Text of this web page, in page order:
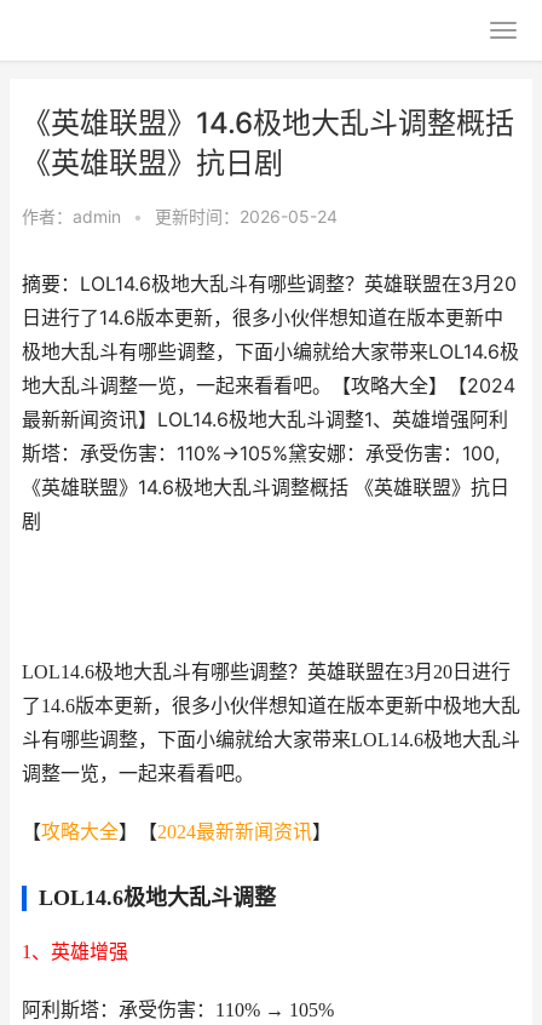
《英雄联盟》14.6极地大乱斗调整概括
《英雄联盟》抗日剧
作者： admin • 更新时间：2026-05-24
摘要：LOL14.6极地大乱斗有哪些调整？英雄联盟在3月20
日进行了14.6版本更新，很多小伙伴想知道在版本更新中
极地大乱斗有哪些调整，下面小编就给大家带来LOL14.6极
地大乱斗调整一览，一起来看看吧。【攻略大全】【2024
最新新闻资讯】LOL14.6极地大乱斗调整1、英雄增强阿利
斯塔：承受伤害：110%→105%黛安娜：承受伤害：100,
《英雄联盟》14.6极地大乱斗调整概括 《英雄联盟》抗日
剧
LOL14.6极地大乱斗有哪些调整？英雄联盟在3月20日进行
了14.6版本更新，很多小伙伴想知道在版本更新中极地大乱
斗有哪些调整，下面小编就给大家带来LOL14.6极地大乱斗
调整一览，一起来看看吧。
【攻略大全】【2024最新新闻资讯】
LOL14.6极地大乱斗调整
1、英雄增强
阿利斯塔：承受伤害：110% → 105%